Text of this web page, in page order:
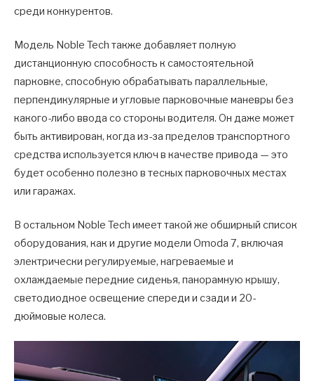
среди конкурентов.
Модель Noble Tech также добавляет полную
дистанционную способность к самостоятельной
парковке, способную обрабатывать параллельные,
перпендикулярные и угловые парковочные маневры без
какого-либо ввода со стороны водителя. Он даже может
быть активирован, когда из-за пределов транспортного
средства используется ключ в качестве привода — это
будет особенно полезно в тесных парковочных местах
или гаражах.
В остальном Noble Tech имеет такой же обширный список
оборудования, как и другие модели Omoda 7, включая
электрически регулируемые, нагреваемые и
охлаждаемые передние сиденья, панорамную крышу,
светодиодное освещение спереди и сзади и 20-
дюймовые колеса.